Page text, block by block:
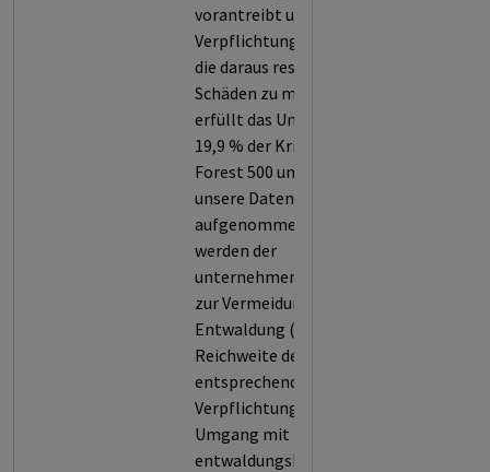
vorantreibt und es zu geringe
Verpflichtungen eingeht, um
die daraus resultierenden
Schäden zu minimieren. So
erfüllt das Unternehmen nur
19,9 % der Kriterien von
Forest 500 und wird somit in
unsere Datenbank
aufgenommen. Bewertet
werden der
unternehmensweite Ansatz
zur Vermeidung von
Entwaldung (1), die Stärke und
Reichweite der
entsprechenden
Verpflichtungen (2), der
Umgang mit
entwaldungsbedingten